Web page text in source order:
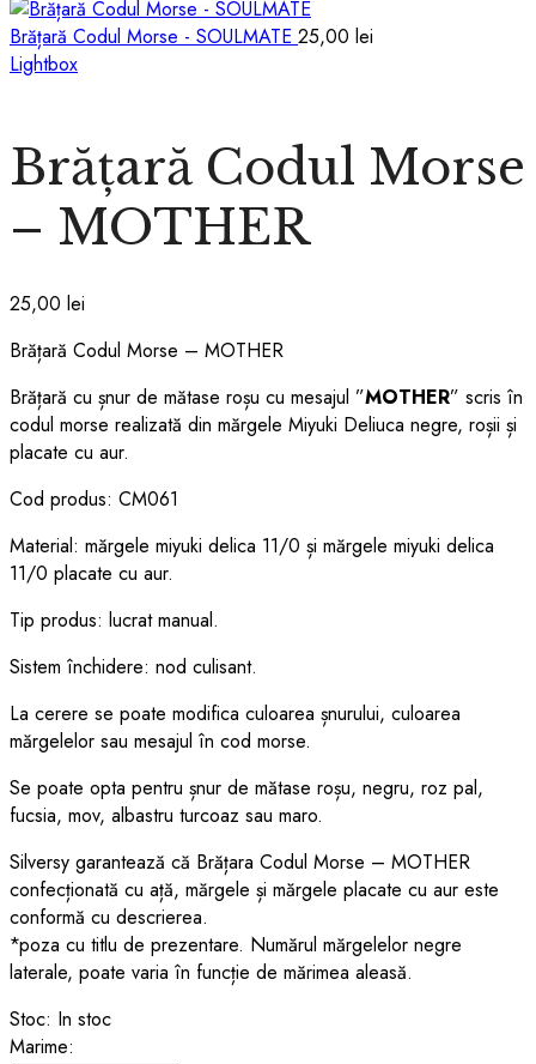
Brățară Codul Morse - SOULMATE 25,00 lei
Lightbox
Brățară Codul Morse
– MOTHER
25,00 lei
Brățară Codul Morse – MOTHER
Brățară cu șnur de mătase roșu cu mesajul ”MOTHER” scris în
codul morse realizată din mărgele Miyuki Deliuca negre, roșii și
placate cu aur.
Cod produs: CM061
Material: mărgele miyuki delica 11/0 și mărgele miyuki delica
11/0 placate cu aur.
Tip produs: lucrat manual.
Sistem închidere: nod culisant.
La cerere se poate modifica culoarea șnurului, culoarea
mărgelelor sau mesajul în cod morse.
Se poate opta pentru șnur de mătase roșu, negru, roz pal,
fucsia, mov, albastru turcoaz sau maro.
Silversy garantează că Brățara Codul Morse – MOTHER
confecționată cu ață, mărgele și mărgele placate cu aur este
conformă cu descrierea.
*poza cu titlu de prezentare. Numărul mărgelelor negre
laterale, poate varia în funcție de mărimea aleasă.
Stoc: In stoc
Marime: